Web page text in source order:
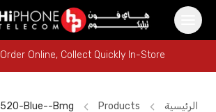
Order Online, Collect Quickly In-Store
Order Online, Collect Quickly In-Store
الرئيسية Products